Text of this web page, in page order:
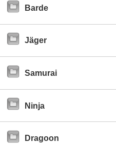
Barde
Jäger
Samurai
Ninja
Dragoon